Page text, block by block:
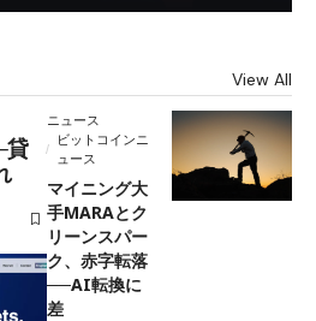
View All
貸
ニュース
ビットコインニ
ュース
マイニング大
手MARAとク
リーンスパー
ク、赤字転落
──AI転換に
差